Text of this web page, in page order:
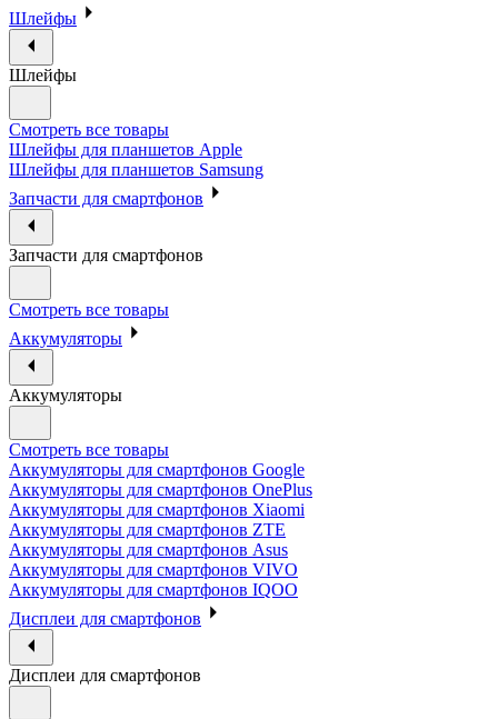
Шлейфы
Шлейфы
Смотреть все товары
Шлейфы для планшетов Apple
Шлейфы для планшетов Samsung
Запчасти для смартфонов
Запчасти для смартфонов
Смотреть все товары
Аккумуляторы
Аккумуляторы
Смотреть все товары
Аккумуляторы для смартфонов Google
Аккумуляторы для смартфонов OnePlus
Аккумуляторы для смартфонов Xiaomi
Аккумуляторы для смартфонов ZTE
Аккумуляторы для cмартфонов Asus
Аккумуляторы для смартфонов VIVO
Аккумуляторы для смартфонов IQOO
Дисплеи для смартфонов
Дисплеи для смартфонов